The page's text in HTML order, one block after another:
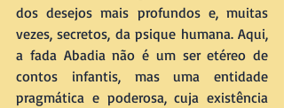
dos desejos mais profundos e, muitas
vezes, secretos, da psique humana. Aqui,
a fada Abadia não é um ser etéreo de
contos infantis, mas uma entidade
pragmática e poderosa, cuja existência